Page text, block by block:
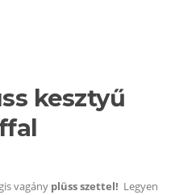
kesztyű
vagány plüss szettel! Legyen